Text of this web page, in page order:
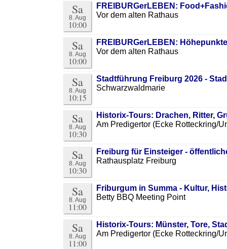
Sa
8. Aug
10:00
FREIBURGerLEBEN:
Vor dem alten Rathaus
Sa
8. Aug
10:00
FREIBURGerLEBEN:
Vor dem alten Rathaus
Sa
8. Aug
10:15
Stadtführung Freiburg 2026 -
Schwarzwaldmarie
Sa
8. Aug
10:30
Historix-Tours: Drachen, Ritter,
Am Predigertor (Ecke Rotteckring/
Sa
8. Aug
10:30
Freiburg für Einsteiger -
Rathausplatz Freiburg
Sa
8. Aug
11:00
Friburgum in Summa - Kultur,
Betty BBQ Meeting Point
Sa
8. Aug
11:00
Historix-Tours: Münster, Tore,
Am Predigertor (Ecke Rotteckring/